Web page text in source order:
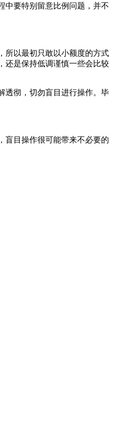
中要特别留意比例问题，并不
所以最初只敢以小额度的方式
还是保持低调谨慎一些会比较
透彻，切勿盲目进行操作。毕
盲目操作很可能带来不必要的